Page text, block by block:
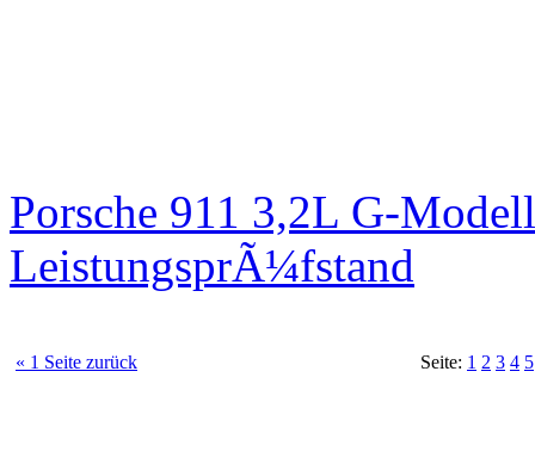
Porsche 911 3,2L G-
LeistungsprÃ¼fstand
« 1 Seite zurück Seite: 1 2 3 4 5